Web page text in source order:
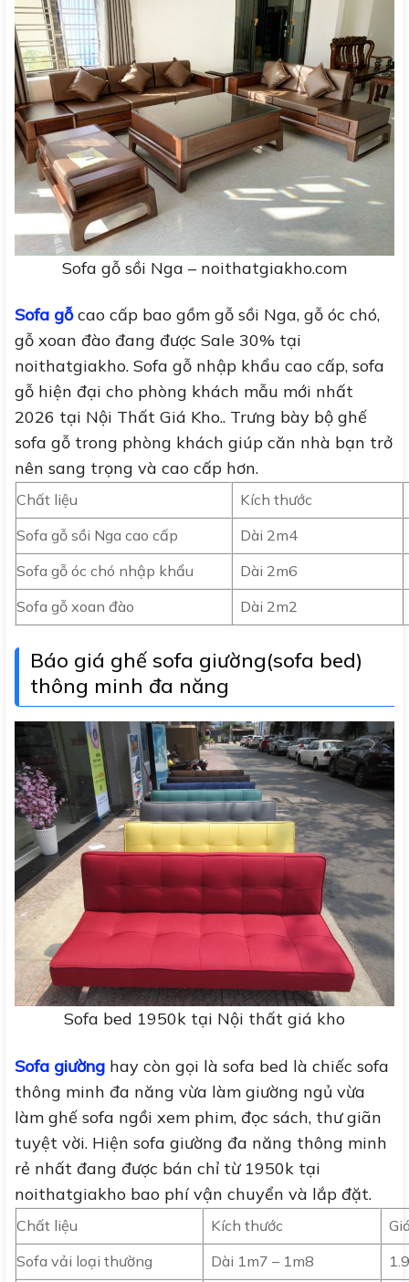
Sofa gỗ sồi Nga – noithatgiakho.com
Sofa gỗcao cấp bao gồm gỗ sồi Nga, gỗ óc chó,
gỗ xoan đào đang được Sale 30% tại
noithatgiakho. Sofa gỗ nhập khẩu cao cấp, sofa
gỗ hiện đại cho phòng khách mẫu mới nhất
2026 tại Nội Thất Giá Kho.. Trưng bày bộ ghế
sofa gỗ trong phòng khách giúp căn nhà bạn trở
nên sang trọng và cao cấp hơn.
Chất liệu
Kích thước
Sofa gỗ sồi Nga cao cấp
Dài 2m4
Sofa gỗ óc chó nhập khẩu
Dài 2m6
Sofa gỗ xoan đào
Dài 2m2
Báo giá ghế sofa giường(sofa bed)
thông minh đa năng
Sofa bed 1950k tại Nội thất giá kho
Sofa giường hay còn gọi là sofa bed là chiếc sofa
thông minh đa năng vừa làm giường ngủ vừa
làm ghế sofa ngồi xem phim, đọc sách, thư giãn
tuyệt vời. Hiện sofa giường đa năng thông minh
rẻ nhất đang được bán chỉ từ 1950k tại
noithatgiakho bao phí vận chuyển và lắp đặt.
Chất liệu Kích thước
Sofa vải loại thường
Dài 1m7 – 1m8